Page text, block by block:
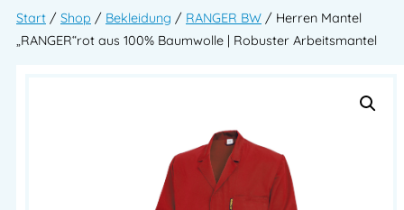
Start / Shop / Bekleidung / RANGER BW / Herren Mantel
„RANGER“rot aus 100% Baumwolle | Robuster Arbeitsmantel